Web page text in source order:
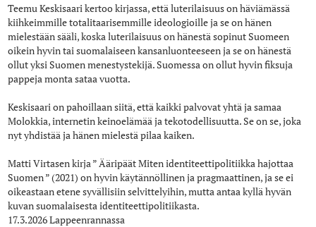
Teemu Keskisaari kertoo kirjassa, että luterilaisuus on häviämässä
kiihkeimmille totalitaarisemmille ideologioille ja se on hänen
mielestään sääli, koska luterilaisuus on hänestä sopinut Suomeen
oikein hyvin tai suomalaiseen kansanluonteeseen ja se on hänestä
ollut yksi Suomen menestystekijä. Suomessa on ollut hyvin fiksuja
pappeja monta sataa vuotta.
Keskisaari on pahoillaan siitä, että kaikki palvovat yhtä ja samaa
Molokkia, internetin keinoelämää ja tekotodellisuutta. Se on se, joka
nyt yhdistää ja hänen mielestä pilaa kaiken.
Matti Virtasen kirja ” Ääripäät Miten identiteettipolitiikka hajottaa
Suomen ” (2021) on hyvin käytännöllinen ja pragmaattinen, ja se ei
oikeastaan etene syvällisiin selvittelyihin, mutta antaa kyllä hyvän
kuvan suomalaisesta identiteettipolitiikasta.
17.3.2026 Lappeenrannassa